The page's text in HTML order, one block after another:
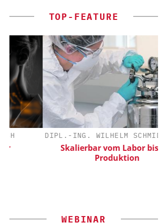
TOP-FEATURE
DIPL.-ING. WILHELM SCHMIDT GMBH
Skalierbar vom Labor bis zur
Produktion
WEBINAR